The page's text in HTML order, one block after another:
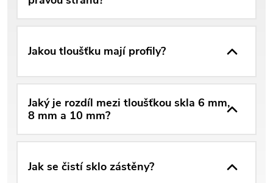
Jakou tloušťku mají profily?
Jaký je rozdíl mezi tloušťkou skla 6 mm,
8 mm a 10 mm?
Jak se čistí sklo zástěny?